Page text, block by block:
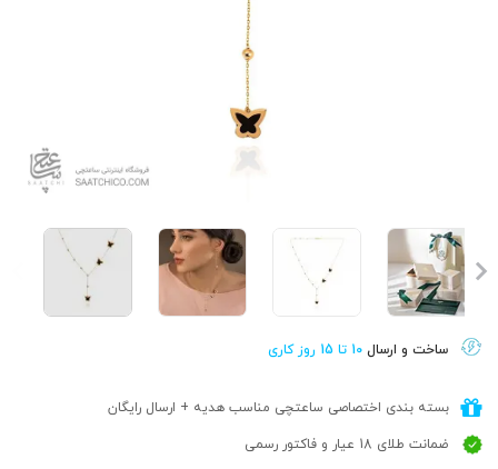
ساخت و ارسال 10 تا 15 روز کاری
بسته بندی اختصاصی ساعتچی مناسب هدیه + ارسال رایگان
ضمانت طلای 18 عیار و فاکتور رسمی